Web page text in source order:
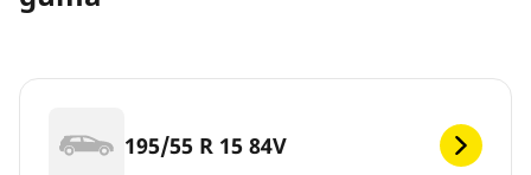
195/55 R 15 84V